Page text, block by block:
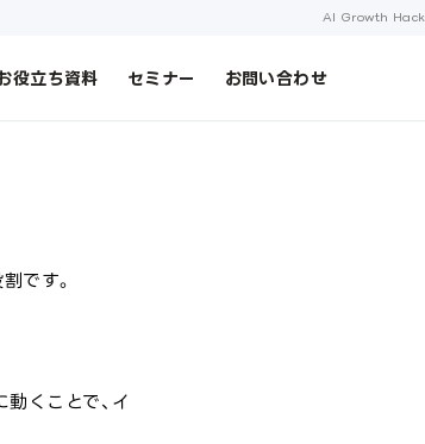
AI Growth Hack
役立ち資料 セミナー お問い合わせ
です。
くことで、イ